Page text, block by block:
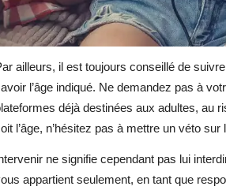
ailleurs, il est toujours conseillé de
l’âge indiqué. Ne demandez pas à
déjà destinées aux adultes, au
l’âge, n’hésitez pas à mettre un véto
ne signifie cependant pas lui
appartient seulement, en tant que